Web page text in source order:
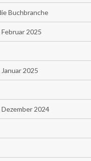
Buchbranche
2025
2025
2024